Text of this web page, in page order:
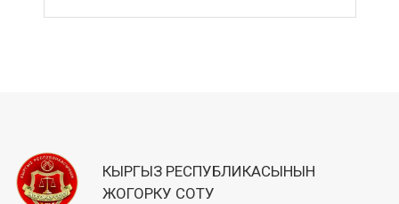
КЫРГЫЗ РЕСПУБЛИКАСЫНЫН
ЖОГОРКУ СОТУ